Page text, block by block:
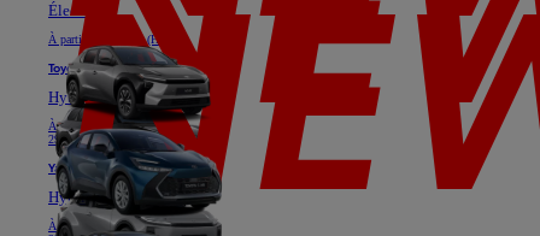
Électrique
À partir de 37.025 € (HTVA)
Toyota C-HR
Hybride ou Plug-in Hybride
À partir de
24.611 € (HTVA)
29.739 €
Yaris
Hybride
À partir de
18.871 € (HTVA)